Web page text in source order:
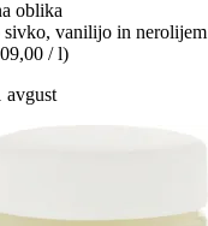
oblika
sivko, vanilijo in nerolijem
/ l)
avgust